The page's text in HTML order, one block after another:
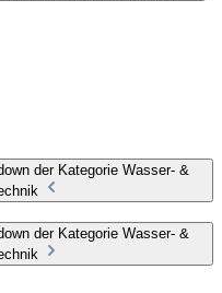
der Kategorie Wasser- &
der Kategorie Wasser- &